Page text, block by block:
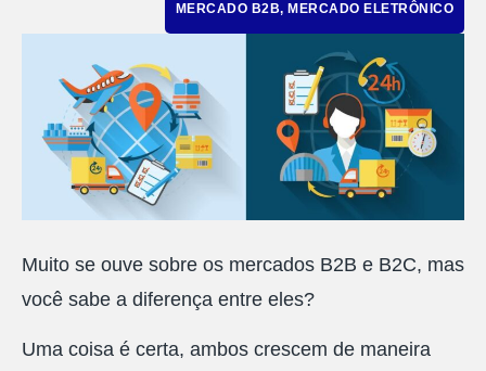
MERCADO B2B, MERCADO ELETRÔNICO
Muito se ouve sobre os mercados B2B e B2C, mas
você sabe a diferença entre eles?
Uma coisa é certa, ambos crescem de maneira